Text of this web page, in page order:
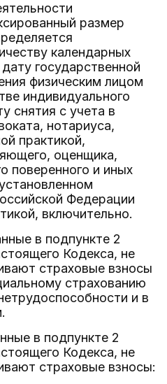
размер
календарных
государственной
физическим лицом
индивидуального
снятия с учета в
нотариуса,
практикой,
оценщика,
поверенного и иных
Федерации
включительно.
в подпункте 2
Кодекса, не
страховые взносы
страхованию
и в
в подпункте 2
Кодекса, не
страховые взносы: